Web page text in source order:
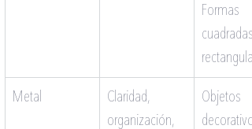
Formas
Metal
Claridad,
organización,
Objetos